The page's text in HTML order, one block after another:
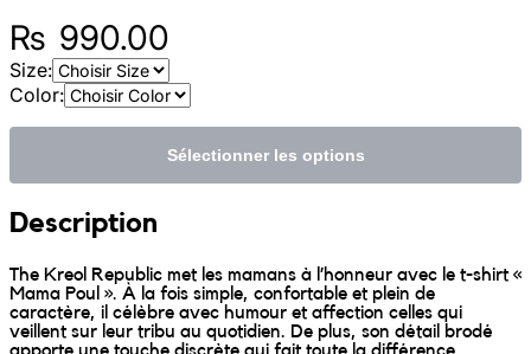
₨ 990.00
Size:
Color:
Sélectionner les options
Description
The Kreol Republic met les mamans à l’honneur avec le t-shirt «
Mama Poul ». À la fois simple, confortable et plein de
caractère, il célèbre avec humour et affection celles qui
veillent sur leur tribu au quotidien. De plus, son détail brodé
Sesame Moris
The Kreol Republic
The Little Big People